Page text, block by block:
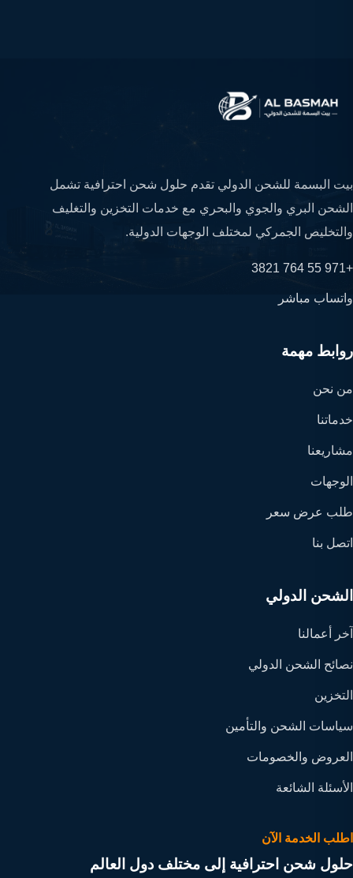
بيت البسمة للشحن الدولي تقدم حلول شحن احترافية تشمل
الشحن البري والجوي والبحري مع خدمات التخزين والتغليف
والتخليص الجمركي لمختلف الوجهات الدولية.
+971 55 764 3821
واتساب مباشر
روابط مهمة
من نحن
خدماتنا
مشاريعنا
الوجهات
طلب عرض سعر
اتصل بنا
الشحن الدولي
آخر أعمالنا
نصائح الشحن الدولي
التخزين
سياسات الشحن والتأمين
العروض والخصومات
الأسئلة الشائعة
اطلب الخدمة الآن
حلول شحن احترافية إلى مختلف دول العالم